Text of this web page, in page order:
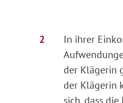
In ihrer
der Klägerin
der Klägerin